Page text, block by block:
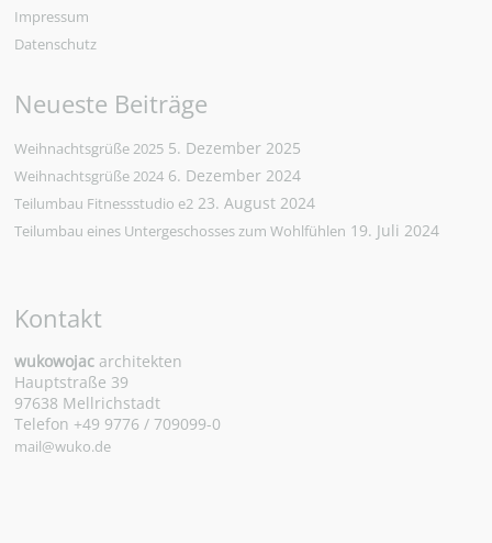
Impressum
Datenschutz
Neueste Beiträge
Weihnachtsgrüße 2025 5. Dezember 2025
Weihnachtsgrüße 2024 6. Dezember 2024
Teilumbau Fitnessstudio e2 23. August 2024
Teilumbau eines Untergeschosses zum Wohlfühlen 19. Juli 2024
Kontakt
wukowojac architekten
Hauptstraße 39
97638 Mellrichstadt
Telefon +49 9776 / 709099-0
mail@wuko.de